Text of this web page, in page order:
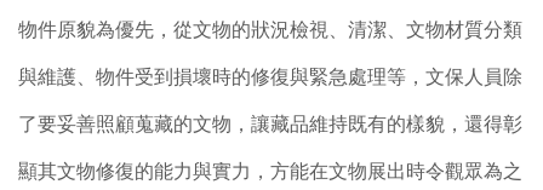
物件原貌為優先，從文物的狀況檢視、清潔、文物材質分類
與維護、物件受到損壞時的修復與緊急處理等，文保人員除
了要妥善照顧蒐藏的文物，讓藏品維持既有的樣貌，還得彰
顯其文物修復的能力與實力，方能在文物展出時令觀眾為之